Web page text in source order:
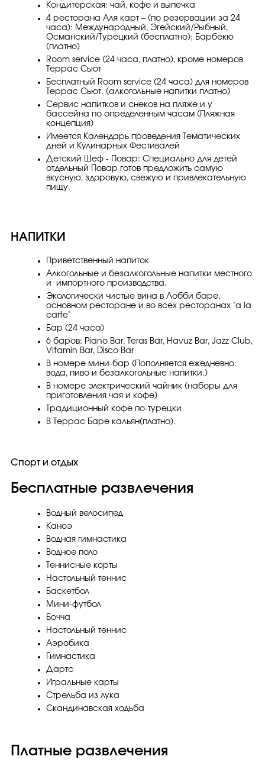
Кондитерская: чай, кофе и выпечка
4 ресторана Аля карт – (по резервации за 24
часа): Международный, Эгейский/Рыбный,
Османский/Турецкий (бесплатно); Барбекю
(платно)
Room serviсe (24 чаcа, платно), кроме номеров
Террас Сьют
Бесплатный Room serviсe (24 чаcа) для номеров
Террас Сьют. (алкогольные напитки платно)
Сервис напитков и снеков на пляже и у
бассейна по определенным часам (Пляжная
концепция)
Имеется Календарь проведения Тематических
дней и Кулинарных Фестивалей
Детский Шеф - Повар: Cпециально для детей
отдельный Повар готов предложить самую
вкусную, здоровую, свежую и привлекательную
пищу.
НАПИТКИ
Приветственный напиток
Алкогольные и безалкогольные напитки местного
и импортного производства.
Экологически чистые вина в Лобби баре,
основном ресторане и во всех ресторанах "a la
carte"
Бар (24 чаcа)
6 баров: Piano Bar, Teras Bar, Havuz Bar, Jazz Club,
Vitamin Bar, Disco Bar
В номере мини-бар (Пополняется ежедневно:
вода, пиво и безалкогольные напитки.)
В номере электрический чайник (наборы для
приготовления чая и кофе)
Традиционный кофе по-турецки
В Террас Баре кальян(платно).
Спорт и отдых
Бесплатные развлечения
Водный велосипед
Каноэ
Водная гимнастика
Водное поло
Теннисные корты
Настольный теннис
Баскетбол
Мини-футбол
Бочча
Настольный теннис
Аэробика
Гимнастика
Дартс
Игральные карты
Стрельба из лука
Скандинавская ходьба
Платные развлечения